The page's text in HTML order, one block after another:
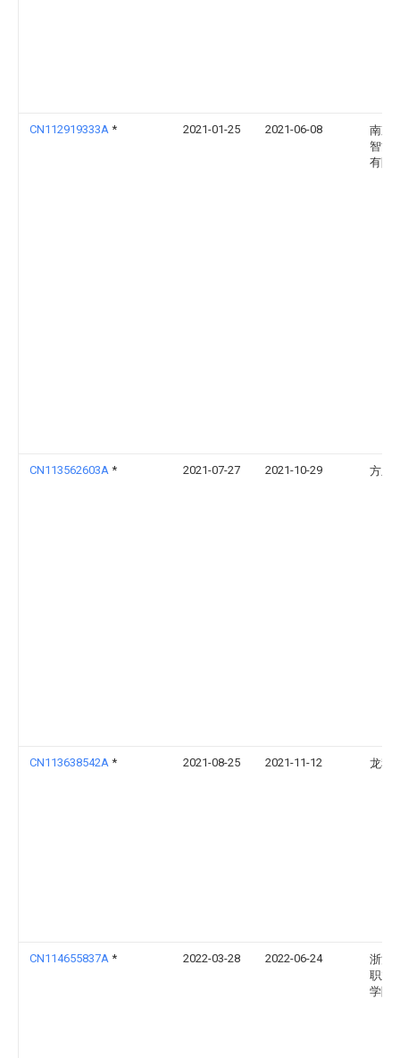
CN112919333A * 2021-01-25 2021-06-08
南京
智能
有限
CN113562603A * 2021-07-27 2021-10-29 方欣
CN113638542A * 2021-08-25 2021-11-12 龙秋
CN114655837A * 2022-03-28 2022-06-24
浙江
职业
学院